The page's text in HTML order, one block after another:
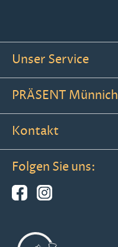
Unser Service
PRÄSENT Münnich
Kontakt
Folgen Sie uns: